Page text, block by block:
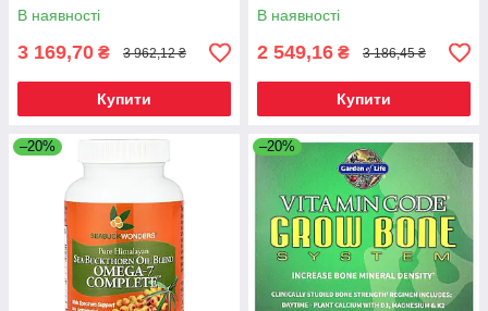
В наявності
3 169,70 ₴ 3 962,12 ₴
Купити
В наявності
2 549,16 ₴ 3 186,45 ₴
Купити
–20% –20%